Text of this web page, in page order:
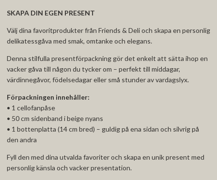
SKAPA DIN EGEN PRESENT
Välj dina favoritprodukter från Friends & Deli och skapa en personlig
delikatessgåva med smak, omtanke och elegans.
Denna stilfulla presentförpackning gör det enkelt att sätta ihop en
vacker gåva till någon du tycker om – perfekt till middagar,
värdinnegåvor, födelsedagar eller små stunder av vardagslyx.
Förpackningen innehåller:
• 1 cellofanpåse
• 50 cm sidenband i beige nyans
• 1 bottenplatta (14 cm bred) – guldig på ena sidan och silvrig på
den andra
Fyll den med dina utvalda favoriter och skapa en unik present med
personlig känsla och vacker presentation.